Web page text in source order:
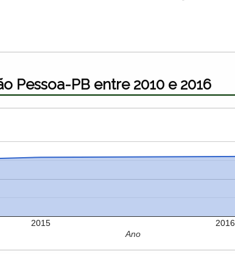
Pessoa-PB entre 2010 e 2016
2015 2016
Ano